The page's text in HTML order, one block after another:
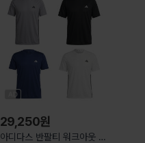
29,250원
아디다스 반팔티 워크아웃 에